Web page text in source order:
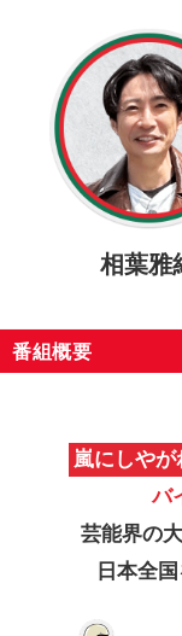
相葉雅
番組概要
嵐にしやが
バ
芸能界の
日本全